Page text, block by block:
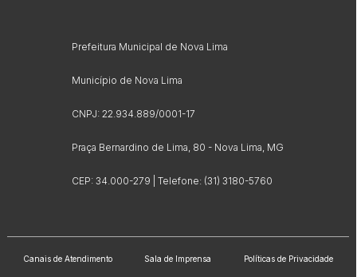
Prefeitura Municipal de Nova Lima
Município de Nova Lima
CNPJ: 22.934.889/0001-17
Praça Bernardino de Lima, 80 - Nova Lima, MG
CEP: 34.000-279 | Telefone: (31) 3180-5760
Canais de Atendimento Sala de Imprensa Políticas de Privacidade